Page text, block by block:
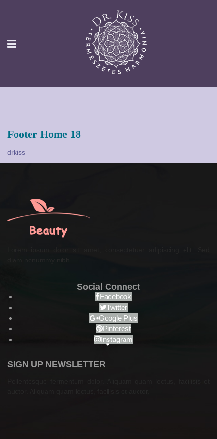
Footer Home 18
drkiss
Social Connect
Facebook
Twitter
Google Plus
Pinterest
Instagram
SIGN UP NEWSLETTER